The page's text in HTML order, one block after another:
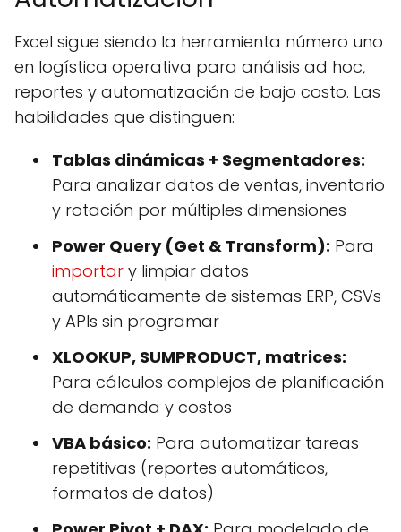
Excel sigue siendo la herramienta número uno
en logística operativa para análisis ad hoc,
reportes y automatización de bajo costo. Las
habilidades que distinguen:
Tablas dinámicas + Segmentadores:
Para analizar datos de ventas, inventario
y rotación por múltiples dimensiones
Power Query (Get & Transform): Para
importar y limpiar datos
automáticamente de sistemas ERP, CSVs
y APIs sin programar
XLOOKUP, SUMPRODUCT, matrices:
Para cálculos complejos de planificación
de demanda y costos
VBA básico: Para automatizar tareas
repetitivas (reportes automáticos,
formatos de datos)